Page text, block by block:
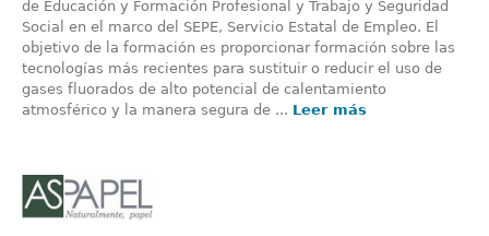
de Educación y Formación Profesional y Trabajo y Seguridad
Social en el marco del SEPE, Servicio Estatal de Empleo. El
objetivo de la formación es proporcionar formación sobre las
tecnologías más recientes para sustituir o reducir el uso de
gases fluorados de alto potencial de calentamiento
atmosférico y la manera segura de ... Leer más